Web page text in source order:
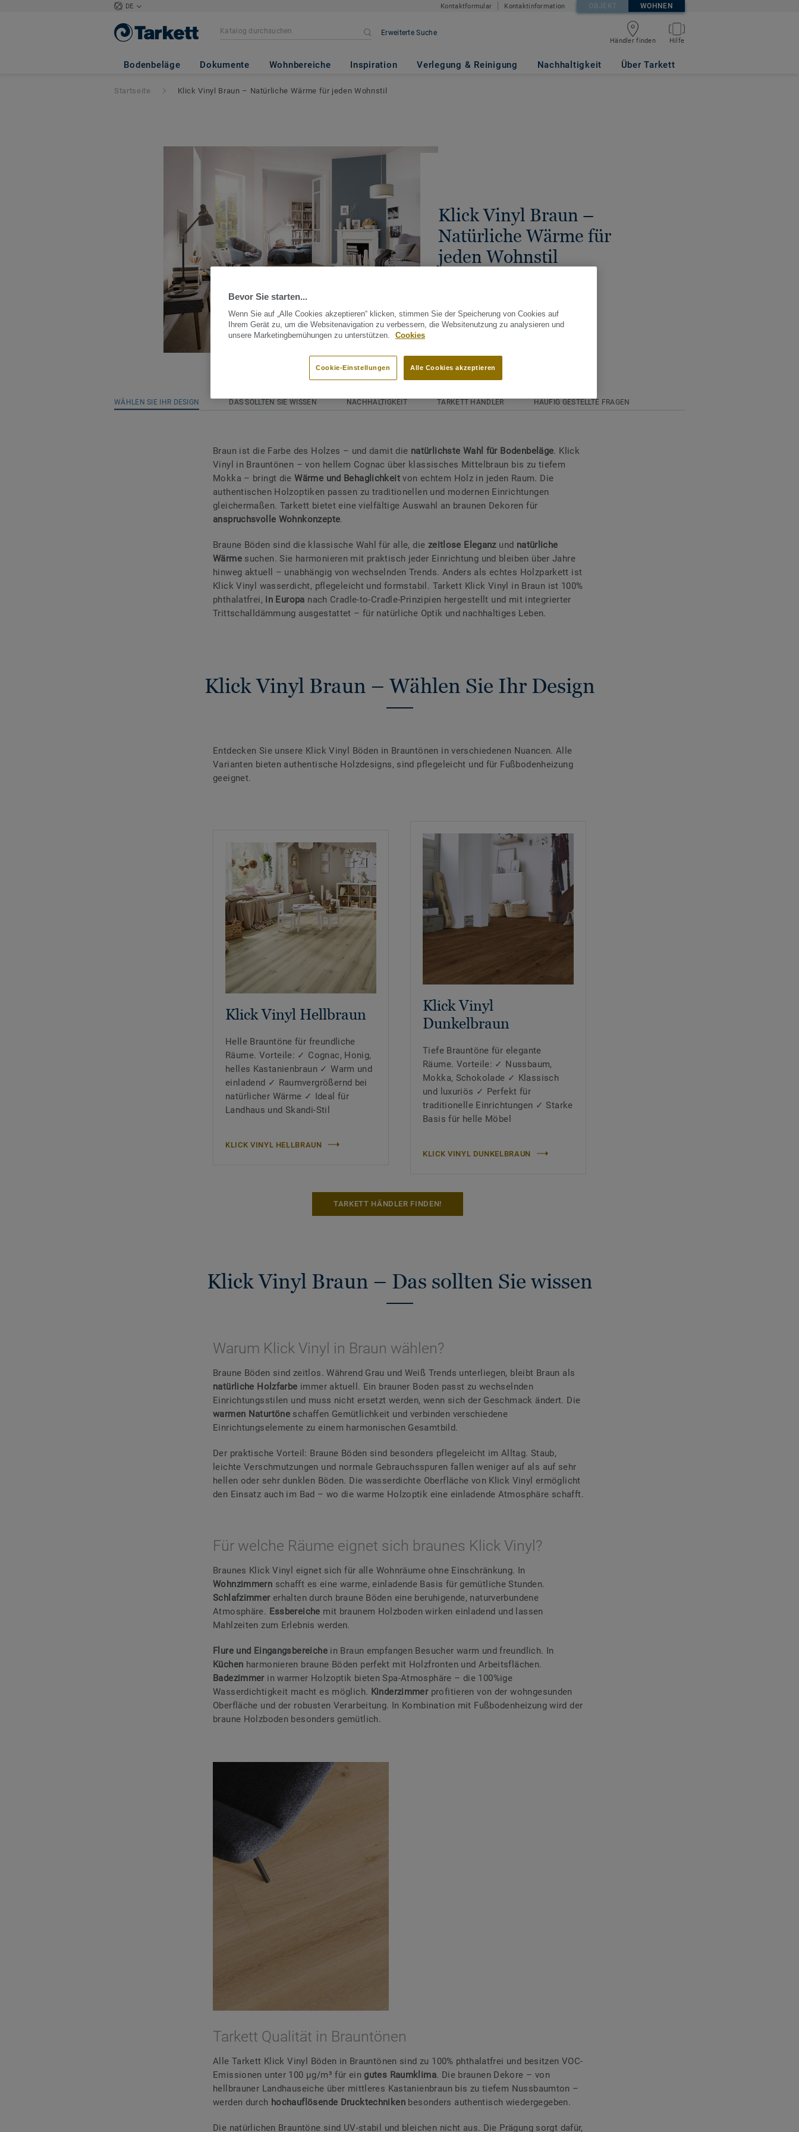
DE Kontaktformular Kontaktinformation OBJEKT WOHNEN
Erweiterte Suche
Händler finden Hilfe
Bodenbeläge Dokumente Wohnbereiche Inspiration Verlegung & Reinigung Nachhaltigkeit Über Tarkett
Startseite Klick Vinyl Braun – Natürliche Wärme für jeden Wohnstil
Klick Vinyl Braun –
Natürliche Wärme für
jeden Wohnstil
WÄHLEN SIE IHR DESIGN DAS SOLLTEN SIE WISSEN NACHHALTIGKEIT TARKETT HÄNDLER HÄUFIG GESTELLTE FRAGEN
Braun ist die Farbe des Holzes – und damit die natürlichste Wahl für Bodenbeläge. Klick
Vinyl in Brauntönen – von hellem Cognac über klassisches Mittelbraun bis zu tiefem
Mokka – bringt dieWärme und Behaglichkeitvon echtem Holz in jeden Raum. Die
authentischen Holzoptiken passen zu traditionellen und modernen Einrichtungen
gleichermaßen. Tarkett bietet eine vielfältige Auswahl an braunen Dekoren für
anspruchsvolle Wohnkonzepte.
Braune Böden sind die klassische Wahl für alle, die zeitlose Eleganzund natürliche
Wärmesuchen. Sie harmonieren mit praktisch jeder Einrichtung und bleiben über Jahre
hinweg aktuell – unabhängig von wechselnden Trends. Anders als echtes Holzparkett ist
Klick Vinyl wasserdicht, pflegeleicht und formstabil. Tarkett Klick Vinyl in Braun ist 100%
phthalatfrei, in Europa nach Cradle-to-Cradle-Prinzipien hergestellt und mit integrierter
Trittschalldämmung ausgestattet – für natürliche Optik und nachhaltiges Leben.
Klick Vinyl Braun – Wählen Sie Ihr Design
Entdecken Sie unsere Klick Vinyl Böden in Brauntönen in verschiedenen Nuancen. Alle
Varianten bieten authentische Holzdesigns, sind pflegeleicht und für Fußbodenheizung
geeignet.
Klick Vinyl Hellbraun
Helle Brauntöne für freundliche
Räume. Vorteile: ✓ Cognac, Honig,
helles Kastanienbraun ✓ Warm und
einladend ✓ Raumvergrößernd bei
natürlicher Wärme ✓ Ideal für
Landhaus und Skandi-Stil
KLICK VINYL HELLBRAUN
Klick Vinyl
Dunkelbraun
Tiefe Brauntöne für elegante
Räume. Vorteile: ✓ Nussbaum,
Mokka, Schokolade ✓ Klassisch
und luxuriös ✓ Perfekt für
traditionelle Einrichtungen ✓ Starke
Basis für helle Möbel
KLICK VINYL DUNKELBRAUN
TARKETT HÄNDLER FINDEN!
Klick Vinyl Braun – Das sollten Sie wissen
Warum Klick Vinyl in Braun wählen?
Braune Böden sind zeitlos. Während Grau und Weiß Trends unterliegen, bleibt Braun als
natürliche Holzfarbe immer aktuell. Ein brauner Boden passt zu wechselnden
Einrichtungsstilen und muss nicht ersetzt werden, wenn sich der Geschmack ändert. Die
warmen Naturtöne schaffen Gemütlichkeit und verbinden verschiedene
Einrichtungselemente zu einem harmonischen Gesamtbild.
Der praktische Vorteil: Braune Böden sind besonders pflegeleicht im Alltag. Staub,
leichte Verschmutzungen und normale Gebrauchsspuren fallen weniger auf als auf sehr
hellen oder sehr dunklen Böden. Die wasserdichte Oberfläche von Klick Vinyl ermöglicht
den Einsatz auch im Bad – wo die warme Holzoptik eine einladende Atmosphäre schafft.
Für welche Räume eignet sich braunes Klick Vinyl?
Braunes Klick Vinyl eignet sich für alle Wohnräume ohne Einschränkung. In
Wohnzimmern schafft es eine warme, einladende Basis für gemütliche Stunden.
Schlafzimmer erhalten durch braune Böden eine beruhigende, naturverbundene
Atmosphäre. Essbereiche mit braunem Holzboden wirken einladend und lassen
Mahlzeiten zum Erlebnis werden.
Flure und Eingangsbereichein Braun empfangen Besucher warm und freundlich. In
Küchen harmonieren braune Böden perfekt mit Holzfronten und Arbeitsflächen.
Badezimmerin warmer Holzoptik bieten Spa-Atmosphäre – die 100%ige
Wasserdichtigkeit macht es möglich. Kinderzimmer profitieren von der wohngesunden
Oberfläche und der robusten Verarbeitung. In Kombination mit Fußbodenheizung wird der
braune Holzboden besonders gemütlich.
Tarkett Qualität in Brauntönen
Alle Tarkett Klick Vinyl Böden in Brauntönen sind zu 100% phthalatfrei und besitzen VOC-
Emissionen unter 100 µg/m³ für ein gutes Raumklima. Die braunen Dekore – von
hellbrauner Landhauseiche über mittleres Kastanienbraun bis zu tiefem Nussbaumton –
werden durch hochauflösende Drucktechnikenbesonders authentisch wiedergegeben.
Die natürlichen Brauntöne sind UV-stabil und bleichen nicht aus. Die Prägung sorgt dafür,
Bevor Sie starten...
Wenn Sie auf „Alle Cookies akzeptieren“ klicken, stimmen Sie der Speicherung von Cookies auf
Ihrem Gerät zu, um die Websitenavigation zu verbessern, die Websitenutzung zu analysieren und
unsere Marketingbemühungen zu unterstützen.
Cookies
Alle Cookies akzeptieren
Cookie-Einstellungen